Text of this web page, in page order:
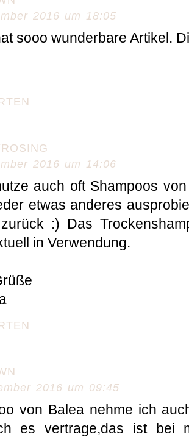
2016 um 18:05
sooo wunderbare Artikel.
2016 um 14:06
auch oft Shampoos
etwas anderes
:) Das
in Verwendung.
2016 um 09:45
von Balea nehme ich
es vertrage,das ist bei